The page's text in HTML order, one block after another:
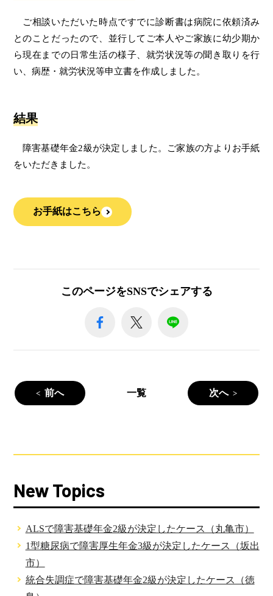
ご相談いただいた時点ですでに診断書は病院に依頼済み
とのことだったので、並行してご本人やご家族に幼少期か
ら現在までの日常生活の様子、就労状況等の聞き取りを行
い、病歴・就労状況等申立書を作成しました。
結果
障害基礎年金2級が決定しました。ご家族の方よりお手紙
をいただきました。
お手紙はこちら
このページをSNSでシェアする
前へ 一覧 次へ
New Topics
ALSで障害基礎年金2級が決定したケース（丸亀市）
1型糖尿病で障害厚生年金3級が決定したケース（坂出
市）
統合失調症で障害基礎年金2級が決定したケース（徳